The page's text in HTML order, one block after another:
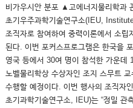
비가우시안 분포 ▲고에너지물리학과
초기우주과학기술연구소(IEU,
조직자로 참여하여 중력이론에서 소립
된다. 이번 포커스프로그램은 한국을
영국 등에서 30여 명이 참석한 가운데
노벨물리학상 수상자인 조지 스무트
수행할 예정이다. 이번 행사의 조직자
초기과학기술연구소, IEU)는 “정밀 관